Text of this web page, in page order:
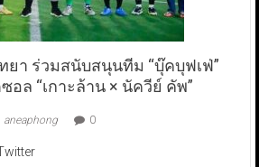
ยา ร่วมสนับสนุนทีม “บุ๊คบุฟเฟ่”
ล “เกาะล้าน × นัควีย์ คัพ”
aneaphong 0